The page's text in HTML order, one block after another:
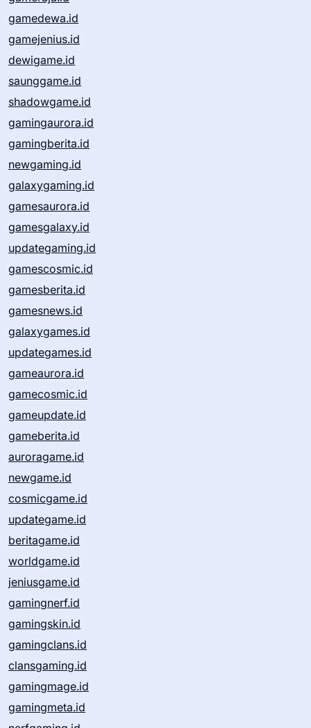
gamedewa.id
gamejenius.id
dewigame.id
saunggame.id
shadowgame.id
gamingaurora.id
gamingberita.id
newgaming.id
galaxygaming.id
gamesaurora.id
gamesgalaxy.id
updategaming.id
gamescosmic.id
gamesberita.id
gamesnews.id
galaxygames.id
updategames.id
gameaurora.id
gamecosmic.id
gameupdate.id
gameberita.id
auroragame.id
newgame.id
cosmicgame.id
updategame.id
beritagame.id
worldgame.id
jeniusgame.id
gamingnerf.id
gamingskin.id
gamingclans.id
clansgaming.id
gamingmage.id
gamingmeta.id